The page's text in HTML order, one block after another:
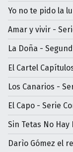
Yo no te pido la
Amar y vivir -
La Doña -
El Cartel
Los Canarios -
El Capo - Serie
Sin Tetas No
Darìo Gómez el